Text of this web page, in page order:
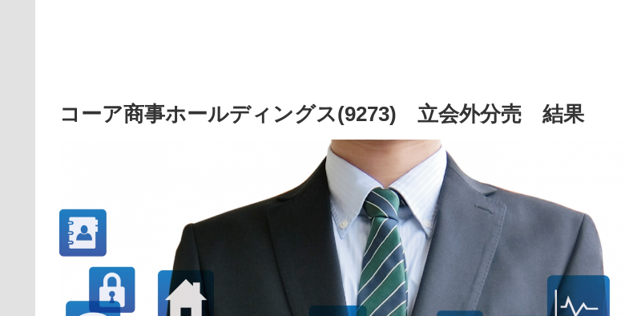
コーア商事ホールディングス(9273) 立会外分売 結果